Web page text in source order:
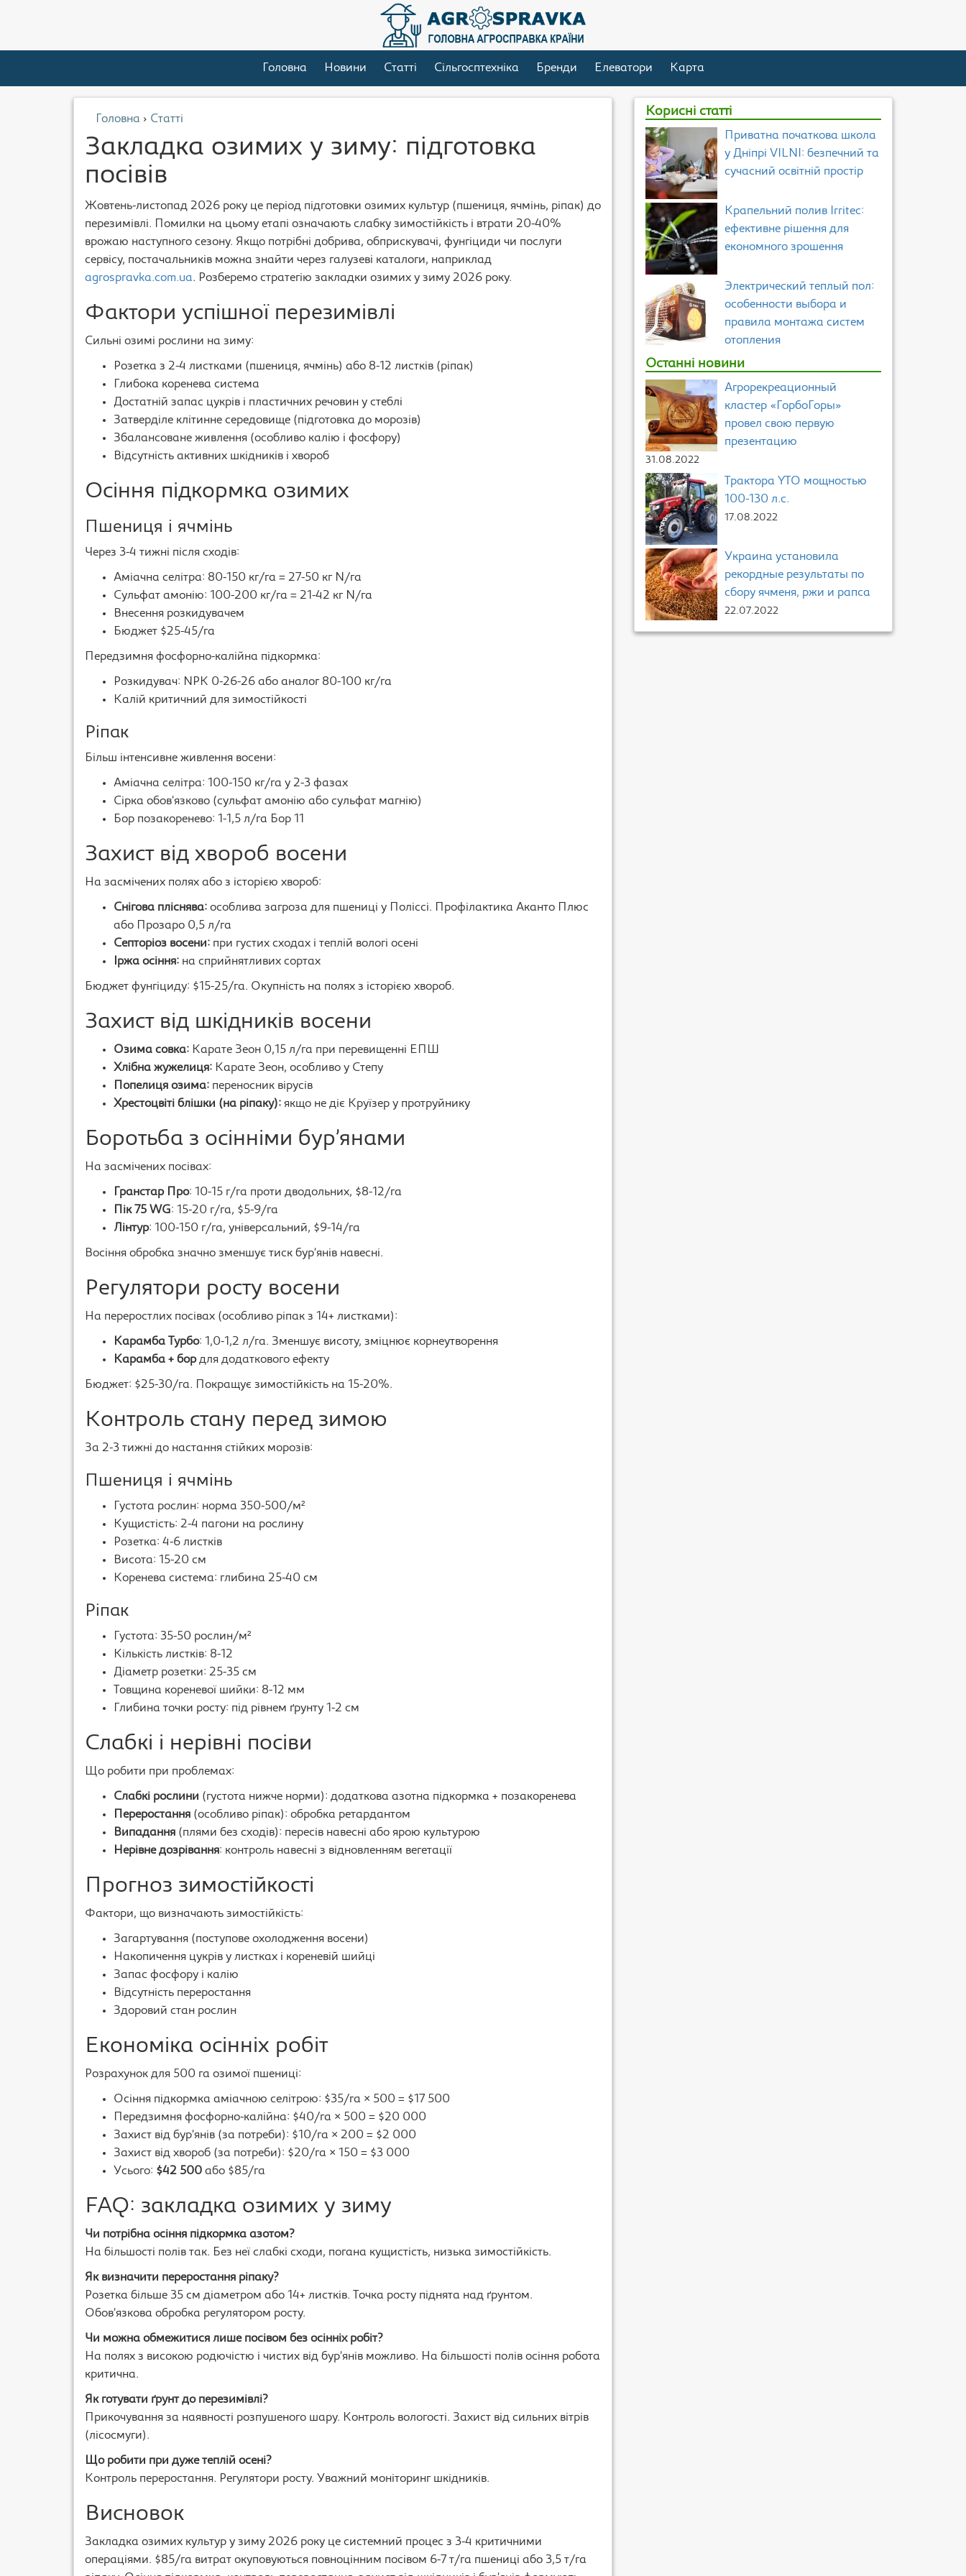
Головна Новини Статті Сільгосптехніка Бренди Елеватори Карта
Головна › Статті
Закладка озимих у зиму: підготовка
посівів
Жовтень-листопад 2026 року це період підготовки озимих культур (пшениця, ячмінь, ріпак) до
перезимівлі. Помилки на цьому етапі означають слабку зимостійкість і втрати 20-40%
врожаю наступного сезону. Якщо потрібні добрива, обприскувачі, фунгіциди чи послуги
сервісу, постачальників можна знайти через галузеві каталоги, наприклад
agrospravka.com.ua. Розберемо стратегію закладки озимих у зиму 2026 року.
Фактори успішної перезимівлі
Сильні озимі рослини на зиму:
Розетка з 2-4 листками (пшениця, ячмінь) або 8-12 листків (ріпак)
Глибока коренева система
Достатній запас цукрів і пластичних речовин у стеблі
Затверділе клітинне середовище (підготовка до морозів)
Збалансоване живлення (особливо калію і фосфору)
Відсутність активних шкідників і хвороб
Осіння підкормка озимих
Пшениця і ячмінь
Через 3-4 тижні після сходів:
Аміачна селітра: 80-150 кг/га = 27-50 кг N/га
Сульфат амонію: 100-200 кг/га = 21-42 кг N/га
Внесення розкидувачем
Бюджет $25-45/га
Передзимня фосфорно-калійна підкормка:
Розкидувач: NPK 0-26-26 або аналог 80-100 кг/га
Калій критичний для зимостійкості
Ріпак
Більш інтенсивне живлення восени:
Аміачна селітра: 100-150 кг/га у 2-3 фазах
Сірка обов’язково (сульфат амонію або сульфат магнію)
Бор позакоренево: 1-1,5 л/га Бор 11
Захист від хвороб восени
На засмічених полях або з історією хвороб:
Снігова пліснява: особлива загроза для пшениці у Поліссі. Профілактика Аканто Плюс
або Прозаро 0,5 л/га
Септоріоз восени: при густих сходах і теплій вологі осені
Іржа осіння: на сприйнятливих сортах
Бюджет фунгіциду: $15-25/га. Окупність на полях з історією хвороб.
Захист від шкідників восени
Озима совка: Карате Зеон 0,15 л/га при перевищенні ЕПШ
Хлібна жужелиця: Карате Зеон, особливо у Степу
Попелиця озима: переносник вірусів
Хрестоцвіті блішки (на ріпаку): якщо не діє Круїзер у протруйнику
Боротьба з осінніми бур’янами
На засмічених посівах:
Гранстар Про: 10-15 г/га проти дводольних, $8-12/га
Пік 75 WG: 15-20 г/га, $5-9/га
Лінтур: 100-150 г/га, універсальний, $9-14/га
Восіння обробка значно зменшує тиск бур’янів навесні.
Регулятори росту восени
На переростлих посівах (особливо ріпак з 14+ листками):
Карамба Турбо: 1,0-1,2 л/га. Зменшує висоту, зміцнює корнеутворення
Карамба + бордля додаткового ефекту
Бюджет: $25-30/га. Покращує зимостійкість на 15-20%.
Контроль стану перед зимою
За 2-3 тижні до настання стійких морозів:
Пшениця і ячмінь
Густота рослин: норма 350-500/м²
Кущистість: 2-4 пагони на рослину
Розетка: 4-6 листків
Висота: 15-20 см
Коренева система: глибина 25-40 см
Ріпак
Густота: 35-50 рослин/м²
Кількість листків: 8-12
Діаметр розетки: 25-35 см
Товщина кореневої шийки: 8-12 мм
Глибина точки росту: під рівнем ґрунту 1-2 см
Слабкі і нерівні посіви
Що робити при проблемах:
Слабкі рослини (густота нижче норми): додаткова азотна підкормка + позакоренева
Переростання (особливо ріпак): обробка ретардантом
Випадання (плями без сходів): пересів навесні або ярою культурою
Нерівне дозрівання: контроль навесні з відновленням вегетації
Прогноз зимостійкості
Фактори, що визначають зимостійкість:
Загартування (поступове охолодження восени)
Накопичення цукрів у листках і кореневій шийці
Запас фосфору і калію
Відсутність переростання
Здоровий стан рослин
Економіка осінніх робіт
Розрахунок для 500 га озимої пшениці:
Осіння підкормка аміачною селітрою: $35/га × 500 = $17 500
Передзимня фосфорно-калійна: $40/га × 500 = $20 000
Захист від бур’янів (за потреби): $10/га × 200 = $2 000
Захист від хвороб (за потреби): $20/га × 150 = $3 000
Усього: $42 500 або $85/га
FAQ: закладка озимих у зиму
Чи потрібна осіння підкормка азотом?
На більшості полів так. Без неї слабкі сходи, погана кущистість, низька зимостійкість.
Як визначити переростання ріпаку?
Розетка більше 35 см діаметром або 14+ листків. Точка росту піднята над ґрунтом.
Обов’язкова обробка регулятором росту.
Чи можна обмежитися лише посівом без осінніх робіт?
На полях з високою родючістю і чистих від бур’янів можливо. На більшості полів осіння робота
критична.
Як готувати ґрунт до перезимівлі?
Прикочування за наявності розпушеного шару. Контроль вологості. Захист від сильних вітрів
(лісосмуги).
Що робити при дуже теплій осені?
Контроль переростання. Регулятори росту. Уважний моніторинг шкідників.
Висновок
Закладка озимих культур у зиму 2026 року це системний процес з 3-4 критичними
операціями. $85/га витрат окуповуються повноцінним посівом 6-7 т/га пшениці або 3,5 т/га
Корисні статті
Приватна початкова школа
у Дніпрі VILNI: безпечний та
сучасний освітній простір
Крапельний полив Irritec:
ефективне рішення для
економного зрошення
Электрический теплый пол:
особенности выбора и
правила монтажа систем
отопления
Останні новини
Агрорекреационный
кластер «ГорбоГоры»
провел свою первую
презентацию
31.08.2022
Трактора YTO мощностью
100-130 л.с.
17.08.2022
Украина установила
рекордные результаты по
сбору ячменя, ржи и рапса
22.07.2022